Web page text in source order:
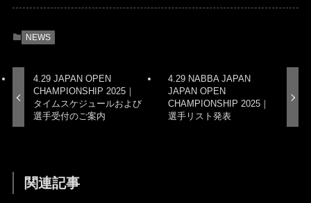
NEWS
4.29 JAPAN OPEN
CHAMPIONSHIP 2025｜
タイムスケジュールおよび
選手受付のご案内
4.29 NABBA JAPAN
JAPAN OPEN
CHAMPIONSHIP 2025｜
選手リスト発表
関連記事